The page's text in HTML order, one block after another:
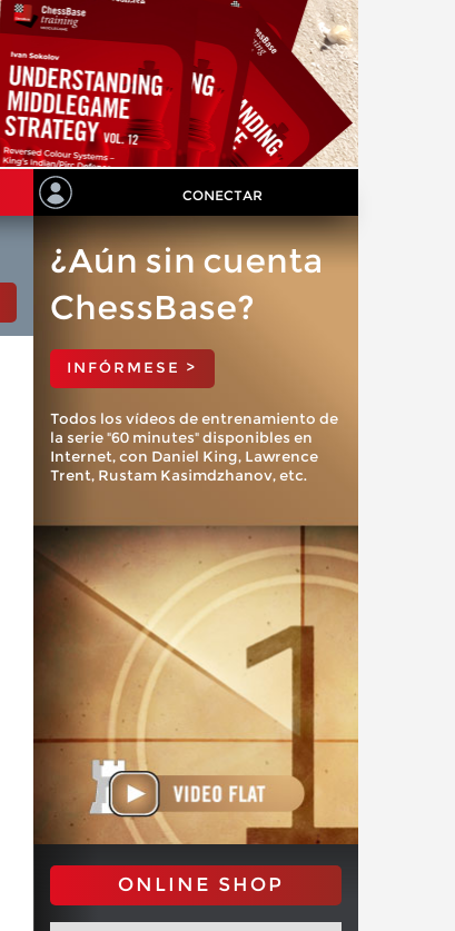
CONECTAR
¿Aún sin cuenta
ChessBase?
INFÓRMESE >
Todos los vídeos de entrenamiento de
la serie "60 minutes" disponibles en
Internet, con Daniel King, Lawrence
Trent, Rustam Kasimdzhanov, etc.
ONLINE SHOP